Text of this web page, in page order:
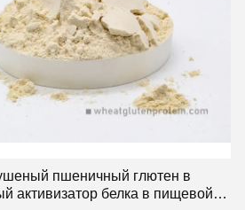
пшеничный глютен в
активизатор белка в пищевой